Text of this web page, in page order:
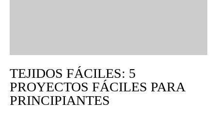
TEJIDOS FÁCILES: 5
PROYECTOS FÁCILES PARA
PRINCIPIANTES